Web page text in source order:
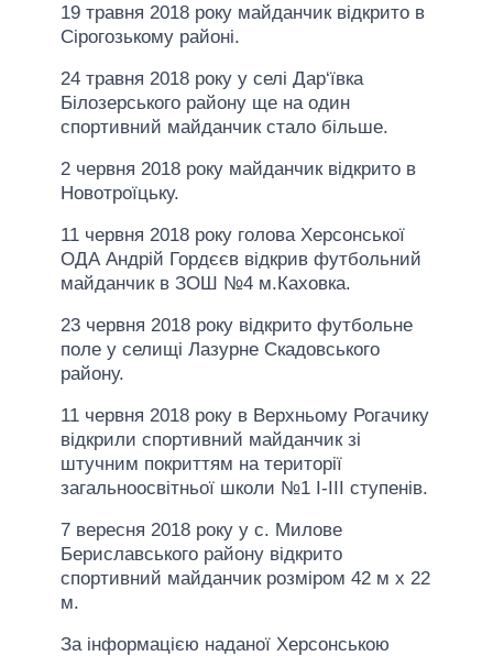
19 травня 2018 року майданчик відкрито в
Сірогозькому районі.
24 травня 2018 року у селі Дар‘ївка
Білозерського району ще на один
спортивний майданчик стало більше.
2 червня 2018 року майданчик відкрито в
Новотроїцьку.
11 червня 2018 року голова Херсонської
ОДА Андрій Гордєєв відкрив футбольний
майданчик в ЗОШ №4 м.Каховка.
23 червня 2018 року відкрито футбольне
поле у селищі Лазурне Скадовського
району.
11 червня 2018 року в Верхньому Рогачику
відкрили спортивний майданчик зі
штучним покриттям на території
загальноосвітньої школи №1 І-ІІІ ступенів.
7 вересня 2018 року у с. Милове
Бериславського району відкрито
спортивний майданчик розміром 42 м х 22
м.
За інформацією наданої Херсонською